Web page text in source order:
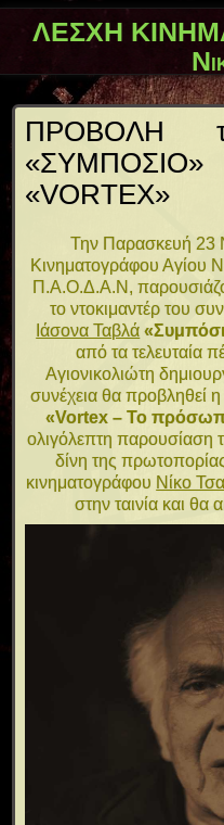
ΛΕΣΧΗ
ΠΡΟΒΟΛΗ
«VORTEX»
Την Παρασκευή 23
Κινηματογράφου Αγίου
Π.Α.Ο.Δ.Α.Ν,
το ντοκιμαντέρ του
Ιάσονα Ταβλά
από τα τελευταία
Αγιονικολιώτη
συνέχεια θα προβληθεί
«Vortex –To
ολιγόλεπτη παρουσίαση
δίνη της
κινηματογράφου Νίκο
στην ταινία και